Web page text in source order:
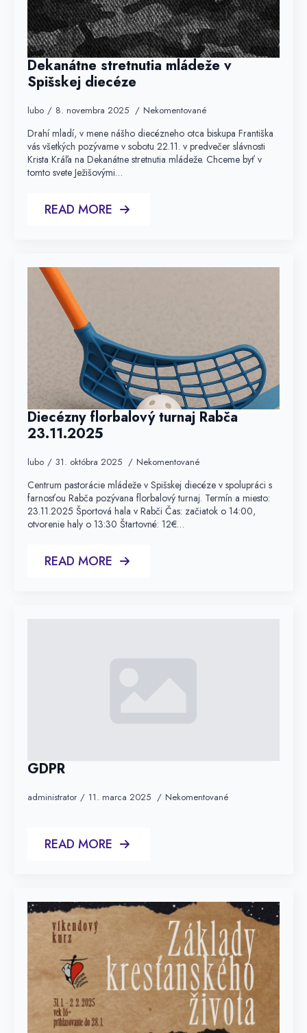
Dekanátne stretnutia mládeže v
Spišskej diecéze
lubo 8. novembra 2025 Nekomentované
Drahí mladí, v mene nášho diecézneho otca biskupa Františka
vás všetkých pozývame v sobotu 22.11. v predvečer slávnosti
Krista Kráľa na Dekanátne stretnutia mládeže. Chceme byť v
tomto svete Ježišovými…
READ MORE
Diecézny florbalový turnaj Rabča
23.11.2025
lubo 31. októbra 2025 Nekomentované
Centrum pastorácie mládeže v Spišskej diecéze v spolupráci s
farnosťou Rabča pozývana florbalový turnaj. Termín a miesto:
23.11.2025 Športová hala v Rabči Čas: začiatok o 14:00,
otvorenie haly o 13:30 Štartovné: 12€…
READ MORE
GDPR
administrator 11. marca 2025 Nekomentované
READ MORE